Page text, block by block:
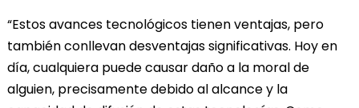
“Estos avances tecnológicos tienen ventajas, pero
también conllevan desventajas significativas. Hoy en
día, cualquiera puede causar daño a la moral de
alguien, precisamente debido al alcance y la